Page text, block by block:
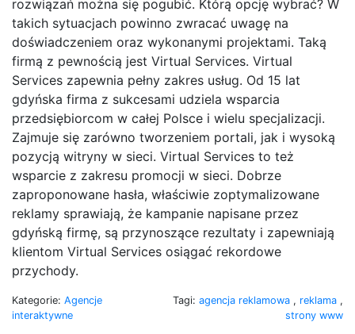
rozwiązań można się pogubić. Którą opcję wybrać? W
takich sytuacjach powinno zwracać uwagę na
doświadczeniem oraz wykonanymi projektami. Taką
firmą z pewnością jest Virtual Services. Virtual
Services zapewnia pełny zakres usług. Od 15 lat
gdyńska firma z sukcesami udziela wsparcia
przedsiębiorcom w całej Polsce i wielu specjalizacji.
Zajmuje się zarówno tworzeniem portali, jak i wysoką
pozycją witryny w sieci. Virtual Services to też
wsparcie z zakresu promocji w sieci. Dobrze
zaproponowane hasła, właściwie zoptymalizowane
reklamy sprawiają, że kampanie napisane przez
gdyńską firmę, są przynoszące rezultaty i zapewniają
klientom Virtual Services osiągać rekordowe
przychody.
Kategorie: Agencje
interaktywne
Tagi: agencja reklamowa , reklama ,
strony www